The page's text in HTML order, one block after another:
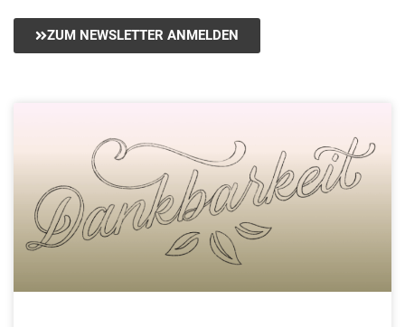
ZUM NEWSLETTER ANMELDEN